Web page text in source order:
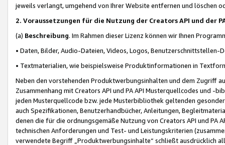
jeweils verlangt, umgehend von Ihrer Website entfernen und löschen
2. Voraussetzungen für die Nutzung der Creators API und der
(a) Beschreibung. Im Rahmen dieser Lizenz können wir Ihnen
• Daten, Bilder, Audio-Dateien, Videos, Logos, Benutzerschnittstellen-
• Textmaterialien, wie beispielsweise Produktinformationen in
Neben den vorstehenden Produktwerbungsinhalten und dem Zugriff
Zusammenhang mit Creators API und PA API Musterquellcodes und
jeden Musterquellcode bzw. jede Musterbibliothek geltenden
auch Spezifikationen, Benutzerhandbücher, Anleitungen,
denen die für die ordnungsgemäße Nutzung von Creators API und PA
technischen Anforderungen und Test- und Leistungskriterien
verwendete Begriff „Produktwerbungsinhalte“ schließt ausdrücklich